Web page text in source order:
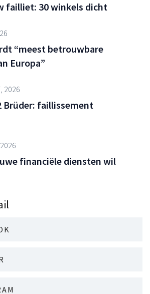
failliet: 30 winkels dicht
“meest betrouwbare
Europa”
2026
Brüder: faillissement
financiële diensten wil